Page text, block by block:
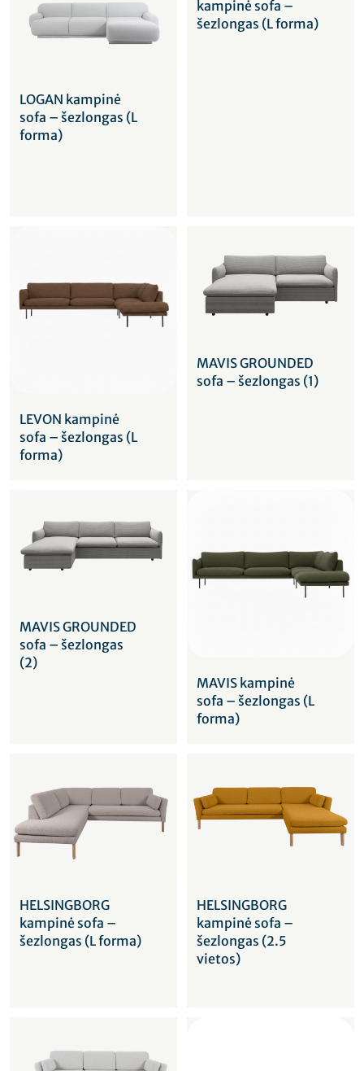
LOGAN kampinė
sofa – šezlongas (L
forma)
kampinė sofa –
šezlongas (L forma)
LEVON kampinė
sofa – šezlongas (L
forma)
MAVIS GROUNDED
sofa – šezlongas (1)
MAVIS GROUNDED
sofa – šezlongas
(2)
MAVIS kampinė
sofa – šezlongas (L
forma)
HELSINGBORG
kampinė sofa –
šezlongas (L forma)
HELSINGBORG
kampinė sofa –
šezlongas (2.5
vietos)